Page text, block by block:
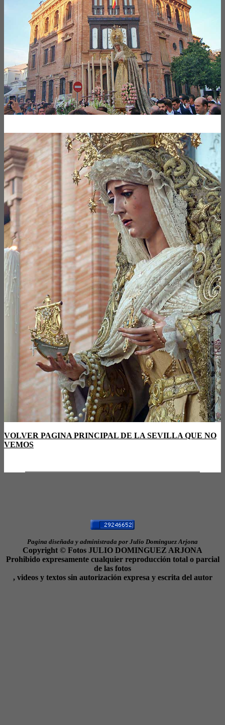
VOLVER PAGINA PRINCIPAL DE LA SEVILLA QUE NO
VEMOS
Pagina diseñada y administrada por Julio Dominguez Arjona
Copyright © Fotos JULIO DOMINGUEZ ARJONA
Prohibido expresamente cualquier reproducción total o parcial
de las fotos
, videos y textos sin autorización expresa y escrita del autor